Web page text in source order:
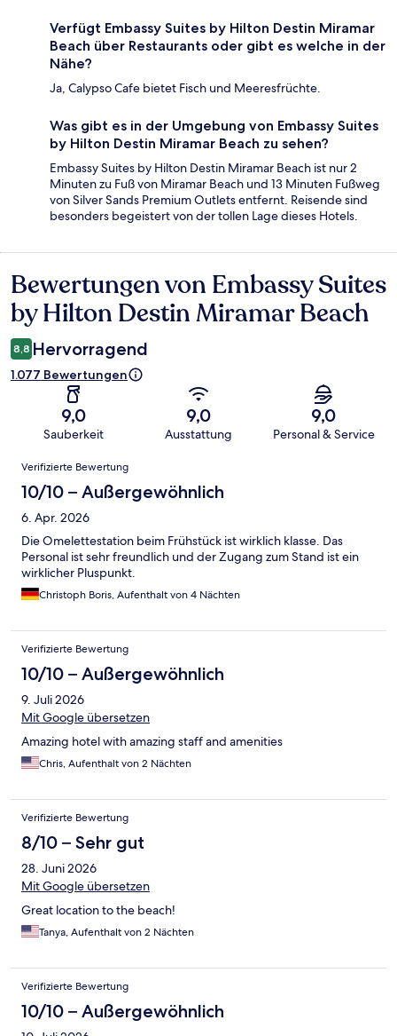
Verfügt Embassy Suites by Hilton Destin Miramar
Beach über Restaurants oder gibt es welche in der
Nähe?
Ja, Calypso Cafe bietet Fisch und Meeresfrüchte.
Was gibt es in der Umgebung von Embassy Suites
by Hilton Destin Miramar Beach zu sehen?
Embassy Suites by Hilton Destin Miramar Beach ist nur 2
Minuten zu Fuß von Miramar Beach und 13 Minuten Fußweg
von Silver Sands Premium Outlets entfernt. Reisende sind
besonders begeistert von der tollen Lage dieses Hotels.
Bewertungen
Bewertungen von Embassy Suites
by Hilton Destin Miramar Beach
8,8 Hervorragend
1.077 Bewertungen
9,0
Sauberkeit
9,0
Ausstattung
9,0
Personal & Service
Bewertungen
Verifizierte Bewertung
10/10 – Außergewöhnlich
6. Apr. 2026
Die Omelettestation beim Frühstück ist wirklich klasse. Das
Personal ist sehr freundlich und der Zugang zum Stand ist ein
wirklicher Pluspunkt.
Christoph Boris, Aufenthalt von 4 Nächten
Verifizierte Bewertung
10/10 – Außergewöhnlich
9. Juli 2026
Mit Google übersetzen
Amazing hotel with amazing staff and amenities
Chris, Aufenthalt von 2 Nächten
Verifizierte Bewertung
8/10 – Sehr gut
28. Juni 2026
Mit Google übersetzen
Great location to the beach!
Tanya, Aufenthalt von 2 Nächten
Verifizierte Bewertung
10/10 – Außergewöhnlich